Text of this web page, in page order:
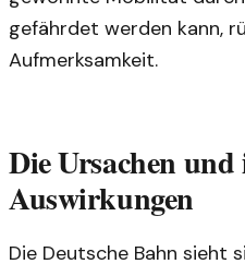
gefährdet werden kann,
Aufmerksamkeit.
Die Ursachen
Auswirkungen
Die Deutsche Bahn sieht